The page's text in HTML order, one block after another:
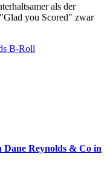
als der
you Scored" zwar
B-Roll
Dane Reynolds & Co in